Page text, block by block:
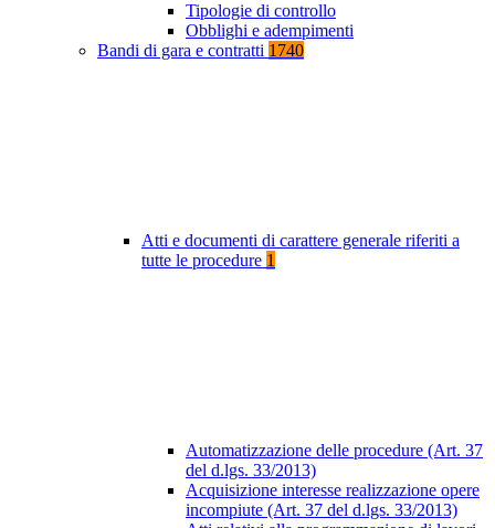
Tipologie di controllo
Obblighi e adempimenti
Bandi di gara e contratti 1740
Atti e documenti di carattere generale riferiti a
tutte le procedure 1
Automatizzazione delle procedure (Art. 37
del d.lgs. 33/2013)
Acquisizione interesse realizzazione opere
incompiute (Art. 37 del d.lgs. 33/2013)